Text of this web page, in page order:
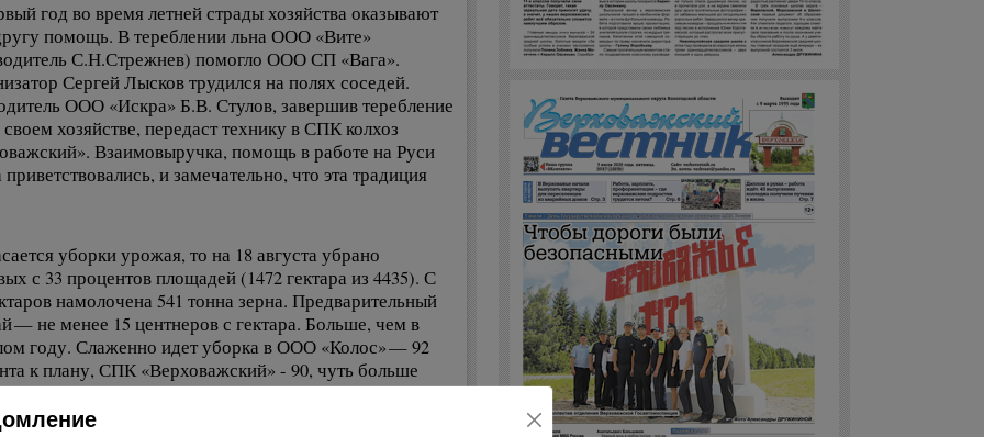
год во время летней страды хозяйства оказывают
помощь. В тереблении льна ООО «Вите»
С.Н.Стрежнев) помогло ООО СП «Вага».
Сергей Лысков трудился на полях соседей.
ООО «Искра» Б.В. Стулов, завершив теребление
своем хозяйстве, передаст технику в СПК колхоз
Взаимовыручка, помощь в работе на Руси
приветствовались, и замечательно, что эта традиция
уборки урожая, то на 18 августа убрано
с 33 процентов площадей (1472 гектара из 4435). С
намолочена 541 тонна зерна. Предварительный
— не менее 15 центнеров с гектара. Больше, чем в
году. Слаженно идет уборка в ООО «Колос» — 92
к плану, СПК «Верховажский» - 90, чуть больше
убрано зерновых в ООО АПК «Чушевицы».